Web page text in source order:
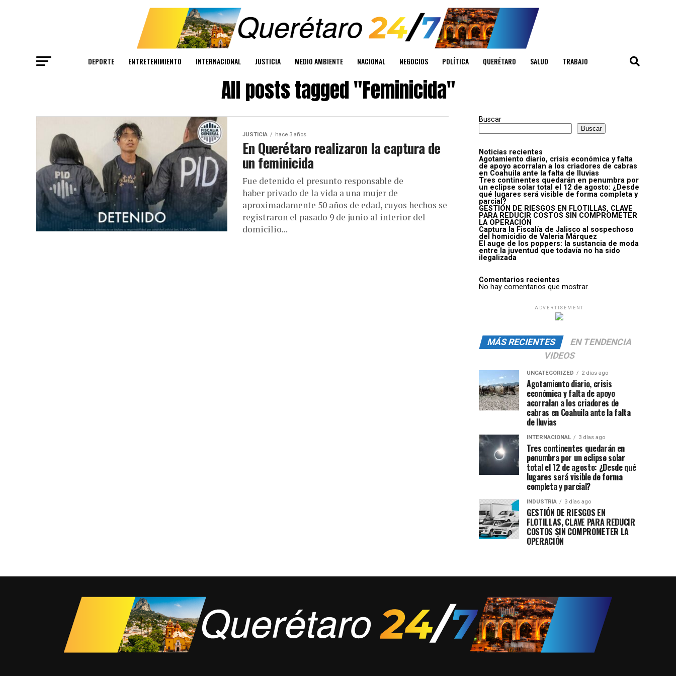
DEPORTE ENTRETENIMIENTO INTERNACIONAL JUSTICIA MEDIO AMBIENTE NACIONAL NEGOCIOS POLÍTICA QUERÉTARO SALUD TRABAJO
All posts tagged "Feminicida"
JUSTICIA hace 3 años
En Querétaro realizaron la captura de
un feminicida
Fue detenido el presunto responsable de
haber privado de la vida a una mujer de
aproximadamente 50 años de edad, cuyos hechos se
registraron el pasado 9 de junio al interior del
domicilio...
Buscar
Buscar
Noticias recientes
Agotamiento diario, crisis económica y falta
de apoyo acorralan a los criadores de cabras
en Coahuila ante la falta de lluvias
Tres continentes quedarán en penumbra por
un eclipse solar total el 12 de agosto: ¿Desde
qué lugares será visible de forma completa y
parcial?
GESTIÓN DE RIESGOS EN FLOTILLAS, CLAVE
PARA REDUCIR COSTOS SIN COMPROMETER
LA OPERACIÓN
Captura la Fiscalía de Jalisco al sospechoso
del homicidio de Valeria Márquez
El auge de los poppers: la sustancia de moda
entre la juventud que todavía no ha sido
ilegalizada
Comentarios recientes
No hay comentarios que mostrar.
ADVERTISEMENT
MÁS RECIENTES
EN TENDENCIA
VIDEOS
UNCATEGORIZED 2 días ago
Agotamiento diario, crisis
económica y falta de apoyo
acorralan a los criadores de
cabras en Coahuila ante la falta
de lluvias
INTERNACIONAL 3 días ago
Tres continentes quedarán en
penumbra por un eclipse solar
total el 12 de agosto: ¿Desde qué
lugares será visible de forma
completa y parcial?
INDUSTRIA 3 días ago
GESTIÓN DE RIESGOS EN
FLOTILLAS, CLAVE PARA REDUCIR
COSTOS SIN COMPROMETER LA
OPERACIÓN